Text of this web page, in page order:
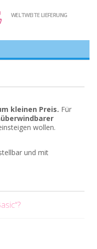
WELTWEITE LIEFERUNG
kleinen Preis. Für
wollen.
und mit